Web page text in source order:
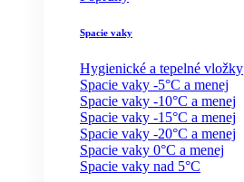
Spacie vaky
Hygienické a tepelné vložky
Spacie vaky -5°C a menej
Spacie vaky -10°C a menej
Spacie vaky -15°C a menej
Spacie vaky -20°C a menej
Spacie vaky 0°C a menej
Spacie vaky nad 5°C